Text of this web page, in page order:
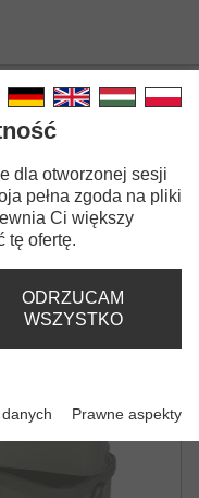
dla otworzonej sesji
pełna zgoda na pliki
Ci większy
tę ofertę.
ODRZUCAM
WSZYSTKO
Prawne aspekty